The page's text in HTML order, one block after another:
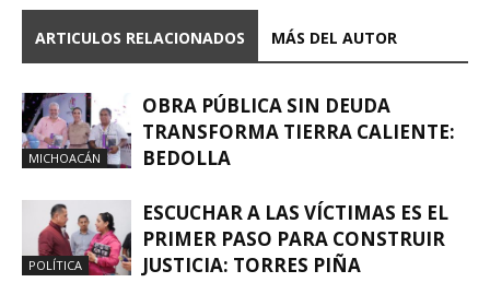
ARTICULOS RELACIONADOS MÁS DEL AUTOR
MICHOACÁN
OBRA PÚBLICA SIN DEUDA
TRANSFORMA TIERRA CALIENTE:
BEDOLLA
POLÍTICA
ESCUCHAR A LAS VÍCTIMAS ES EL
PRIMER PASO PARA CONSTRUIR
JUSTICIA: TORRES PIÑA